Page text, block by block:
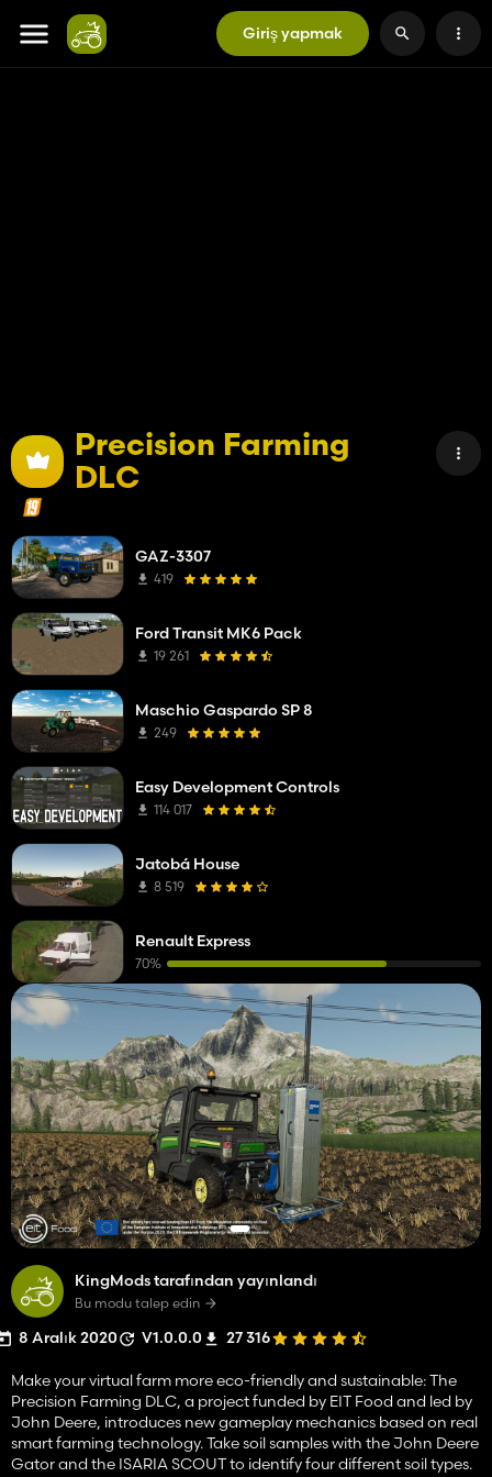
Giriş yapmak
Precision Farming
DLC
KingMods tarafından yayınlandı
Bu modu talep edin
8 Aralık 2020 V1.0.0.0 27 316
Make your virtual farm more eco-friendly and sustainable: The
Precision Farming DLC, a project funded by EIT Food and led by
John Deere, introduces new gameplay mechanics based on real
smart farming technology. Take soil samples with the John Deere
Gator and the ISARIA SCOUT to identify four different soil types.
GAZ-3307
419
Ford Transit MK6 Pack
19 261
Maschio Gaspardo SP 8
249
Easy Development Controls
114 017
Jatobá House
8 519
Renault Express
70%